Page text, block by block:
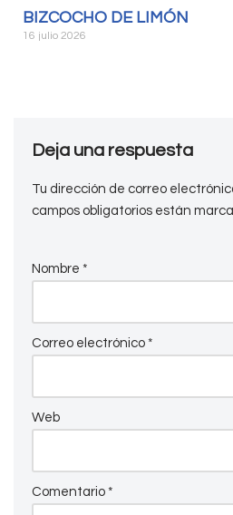
BIZCOCHO DE LIMÓN
16 julio 2026
Deja una respuesta
Tu dirección de correo
campos obligatorios están
Nombre *
Correo electrónico *
Web
Comentario *